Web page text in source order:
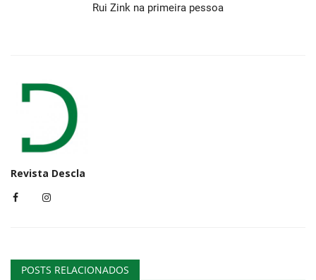
Rui Zink na primeira pessoa
Revista Descla
POSTS RELACIONADOS